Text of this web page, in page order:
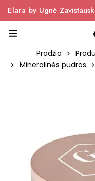
Elara by Ugnė
Pradžia
Mineralinės pudros